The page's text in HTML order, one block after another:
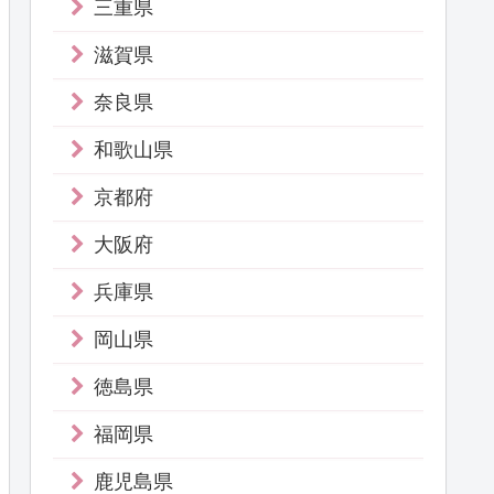
三重県
滋賀県
奈良県
和歌山県
京都府
大阪府
兵庫県
岡山県
徳島県
福岡県
鹿児島県